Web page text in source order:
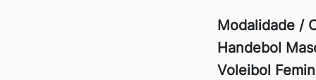
Modalidade /
Handebol
Voleibol